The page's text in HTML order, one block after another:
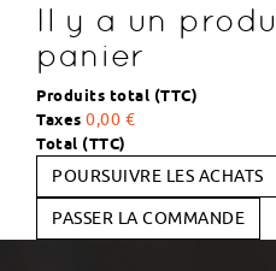
Il y a un
panier
Produits total (TTC)
Taxes 0,00 €
Total (TTC)
POURSUIVRE LES ACHATS
PASSER LA COMMANDE